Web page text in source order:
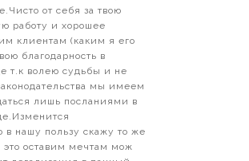
от себя за твою
работу и хорошее
клиентам (каким я его
благодарность в
т.к волею судьбы и не
мы имеем
лишь посланиями в
в нашу пользу скажу то же
это оставим мечтам мож